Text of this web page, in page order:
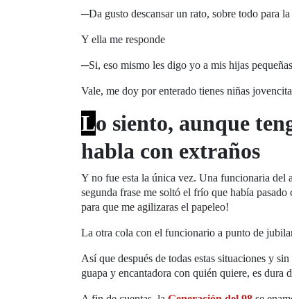
─Da gusto descansar un rato, sobre todo para
Y ella me responde
─Si, eso mismo les digo yo a mis hijas
Vale, me doy por enterado tienes niñas
Lo siento, aunque
habla con extraños
Y no fue esta la única vez. Una funcionaria del
segunda frase me soltó el frío que había
para que me agilizaras el papeleo!
La otra cola con el funcionario a punto de
Así que después de todas estas situaciones y
guapa y encantadora con quién quiere, es dura